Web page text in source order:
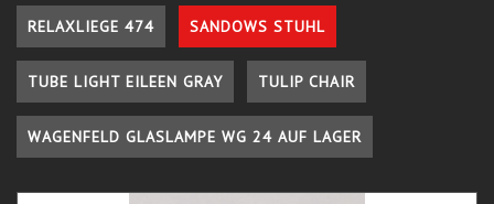
RELAXLIEGE 474 SANDOWS STUHL
TUBE LIGHT EILEEN GRAY TULIP CHAIR
WAGENFELD GLASLAMPE WG 24 AUF LAGER